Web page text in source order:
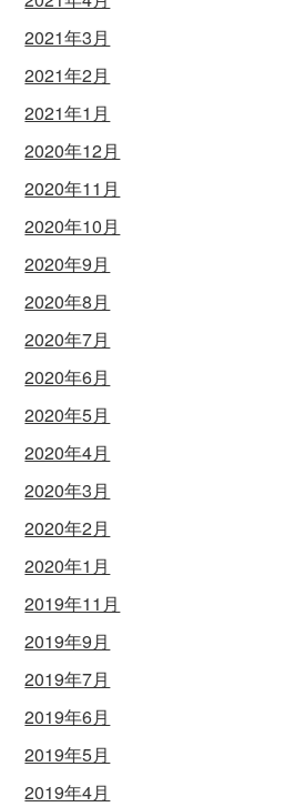
2021年3月
2021年2月
2021年1月
2020年12月
2020年11月
2020年10月
2020年9月
2020年8月
2020年7月
2020年6月
2020年5月
2020年4月
2020年3月
2020年2月
2020年1月
2019年11月
2019年9月
2019年7月
2019年6月
2019年5月
2019年4月